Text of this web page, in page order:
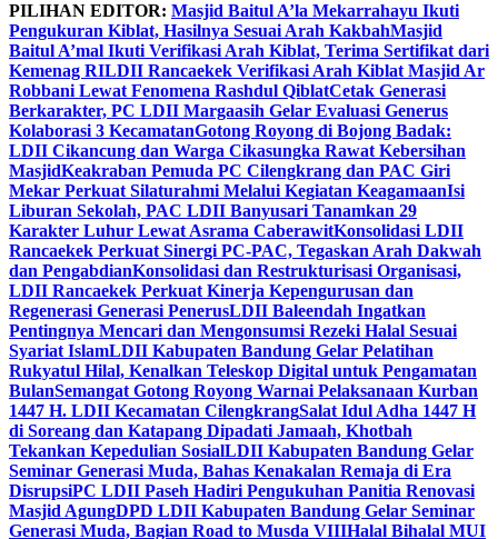
PILIHAN EDITOR: Masjid Baitul A’la Mekarrahayu Ikuti
Pengukuran Kiblat, Hasilnya Sesuai Arah KakbahMasjid
Baitul A’mal Ikuti Verifikasi Arah Kiblat, Terima Sertifikat dari
Kemenag RILDII Rancaekek Verifikasi Arah Kiblat Masjid Ar
Robbani Lewat Fenomena Rashdul QiblatCetak Generasi
Berkarakter, PC LDII Margaasih Gelar Evaluasi Generus
Kolaborasi 3 KecamatanGotong Royong di Bojong Badak:
LDII Cikancung dan Warga Cikasungka Rawat Kebersihan
MasjidKeakraban Pemuda PC Cilengkrang dan PAC Giri
Mekar Perkuat Silaturahmi Melalui Kegiatan KeagamaanIsi
Liburan Sekolah, PAC LDII Banyusari Tanamkan 29
Karakter Luhur Lewat Asrama CaberawitKonsolidasi LDII
Rancaekek Perkuat Sinergi PC-PAC, Tegaskan Arah Dakwah
dan PengabdianKonsolidasi dan Restrukturisasi Organisasi,
LDII Rancaekek Perkuat Kinerja Kepengurusan dan
Regenerasi Generasi PenerusLDII Baleendah Ingatkan
Pentingnya Mencari dan Mengonsumsi Rezeki Halal Sesuai
Syariat IslamLDII Kabupaten Bandung Gelar Pelatihan
Rukyatul Hilal, Kenalkan Teleskop Digital untuk Pengamatan
BulanSemangat Gotong Royong Warnai Pelaksanaan Kurban
1447 H. LDII Kecamatan CilengkrangSalat Idul Adha 1447 H
di Soreang dan Katapang Dipadati Jamaah, Khotbah
Tekankan Kepedulian SosialLDII Kabupaten Bandung Gelar
Seminar Generasi Muda, Bahas Kenakalan Remaja di Era
DisrupsiPC LDII Paseh Hadiri Pengukuhan Panitia Renovasi
Masjid AgungDPD LDII Kabupaten Bandung Gelar Seminar
Generasi Muda, Bagian Road to Musda VIIIHalal Bihalal MUI